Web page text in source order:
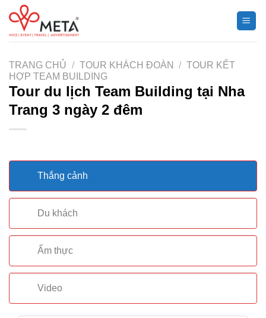
Chuyển
đến
nội
TRANG CHỦ / TOUR KHÁCH ĐOÀN / TOUR KẾT
HỢP TEAM BUILDING
Tour du lịch Team Building tại Nha
Trang 3 ngày 2 đêm
Thắng cảnh
Du khách
Ẩm thực
Video